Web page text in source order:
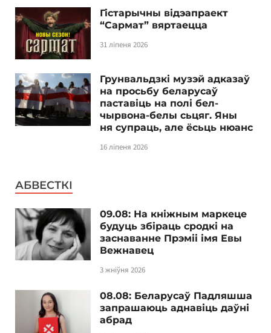
Гістарычны відэапраект
“Сармат” вяртаецца
31 ліпеня 2026
Грунвальдзкі музэй адказаў
на просьбу беларусаў
паставіць на полі бел-
чырвона-белы сьцяг. Яны
ня супраць, але ёсьць нюанс
16 ліпеня 2026
АБВЕСТКІ
09.08: На кніжным маркеце
будуць збіраць сродкі на
заснаванне Прэміі імя Евы
Вежнавец
3 жніўня 2026
08.08: Беларусаў Падляшша
запрашаюць аднавіць даўні
абрад